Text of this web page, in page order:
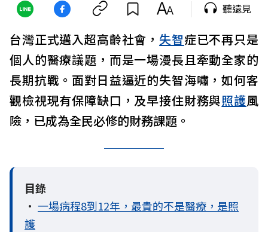
聽遠見
台灣正式邁入超高齡社會， 失智症已不再只是
個人的醫療議題，而是一場漫長且牽動全家的
長期抗戰。面對日益逼近的失智海嘯，如何客
觀檢視現有保障缺口，及早接住財務與照護風
險，已成為全民必修的財務課題。
目錄
• 一場病程8到12年，最貴的不是醫療，是照
護